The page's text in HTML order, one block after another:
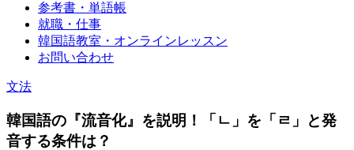
参考書・単語帳
就職・仕事
韓国語教室・オンラインレッスン
お問い合わせ
文法
韓国語の『流音化』を説明！「ㄴ」を「ㄹ」と発
音する条件は？